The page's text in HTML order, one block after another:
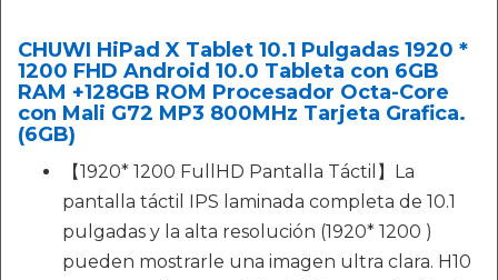
CHUWI HiPad X Tablet 10.1 Pulgadas 1920 *
1200 FHD Android 10.0 Tableta con 6GB
RAM +128GB ROM Procesador Octa-Core
con Mali G72 MP3 800MHz Tarjeta Grafica.
(6GB)
【1920* 1200 FullHD Pantalla Táctil】La
pantalla táctil IPS laminada completa de 10.1
pulgadas y la alta resolución (1920* 1200 )
pueden mostrarle una imagen ultra clara. H10